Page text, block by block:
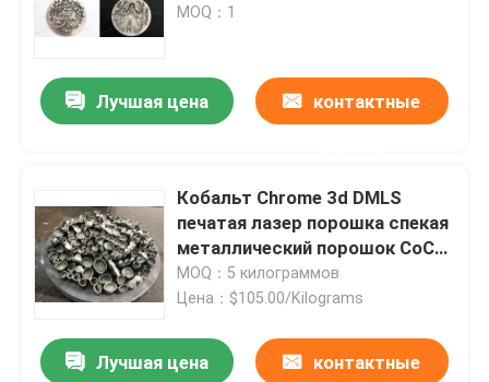
Продукция
О Компании
Наша фабрика
сплава металла
MOQ：1
Лучшая цена контактные
Кобальт Chrome 3d DMLS
печатая лазер порошка спекая
металлический порошок CoCr
Chrome
MOQ：5 килограммов
Цена：$105.00/Kilograms
Лучшая цена контактные